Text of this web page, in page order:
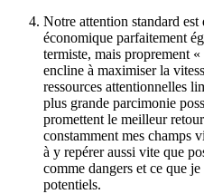
Notre attention standard
économique parfaitement
termiste, mais proprement
encline à maximiser la
ressources attentionnelles
plus grande parcimonie
promettent le meilleur
constamment mes champs
à y repérer aussi vite que
comme dangers et ce que
potentiels.